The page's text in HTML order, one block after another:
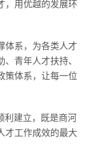
用优越的发展环
体系，为各类人才
青年人才扶持、
策体系，让每一位
利建立，既是商河
才工作成效的最大